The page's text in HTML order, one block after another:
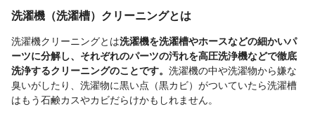
洗濯機（洗濯槽）クリーニングとは
洗濯機クリーニングとは洗濯機を洗濯槽やホースなどの細かいパ
ーツに分解し、それぞれのパーツの汚れを高圧洗浄機などで徹底
洗浄するクリーニングのことです。 洗濯機の中や洗濯物から嫌な
臭いがしたり、洗濯物に黒い点（黒カビ）がついていたら洗濯槽
はもう石鹸カスやカビだらけかもしれません。